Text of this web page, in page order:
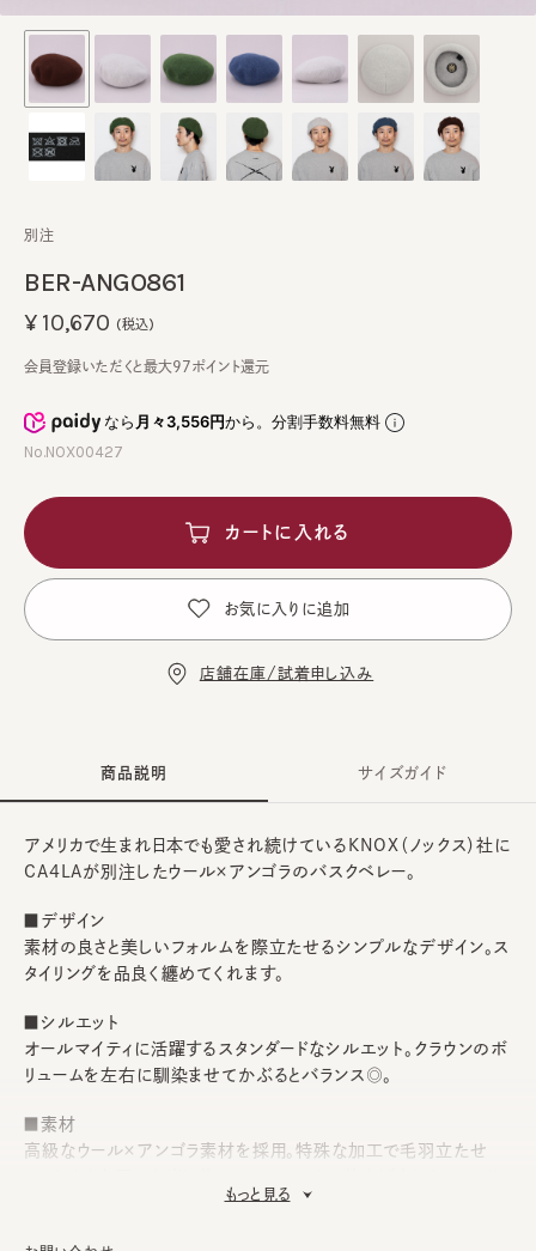
BER-ANGO861
別注
なら月々3,556円から。分割手数料無料
No.NOX00427
¥10,670 (税込)
会員登録いただくと最大97ポイント還元
カートに入れる
お気に入りに追加
店舗在庫/試着申し込み
商品説明
アメリカで生まれ日本でも愛され続けているKNOX（ノックス）社に
CA4LAが別注したウール×アンゴラのバスクベレー。
■デザイン
素材の良さと美しいフォルムを際立たせるシンプルなデザイン。ス
タイリングを品良く纏めてくれます。
■シルエット
オールマイティに活躍するスタンダードなシルエット。クラウンのボ
リュームを左右に馴染ませてかぶるとバランス◎。
■素材
高級なウール×アンゴラ素材を採用。特殊な加工で毛羽立たせ
には吸汗速乾機能と抗菌消臭効果を併せ持つアジャスタースベ
もっと見る
サイズガイド